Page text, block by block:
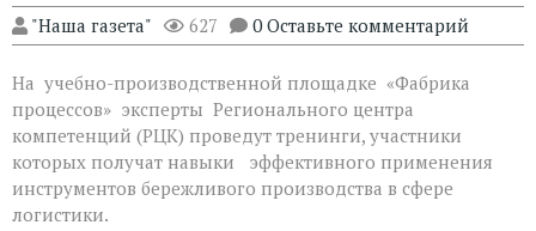
"Наша газета" 627 0 Оставьте комментарий
На учебно-производственной площадке «Фабрика
процессов» эксперты Регионального центра
компетенций (РЦК) проведут тренинги, участники
которых получат навыки эффективного применения
инструментов бережливого производства в сфере
логистики.